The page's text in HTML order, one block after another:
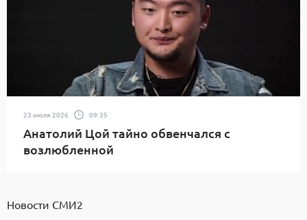
23 июля 2026 09:35
Анатолий Цой тайно обвенчался с
возлюбленной
Новости СМИ2